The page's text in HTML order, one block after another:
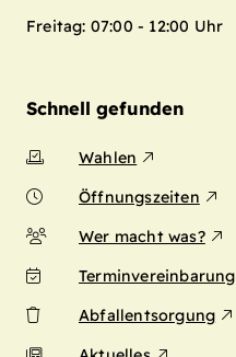
Freitag: 07:00 - 12:00 Uhr
Schnell gefunden
Wahlen
Öffnungszeiten
Wer macht was?
Terminvereinbarung
Abfallentsorgung